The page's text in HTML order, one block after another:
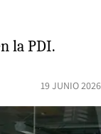
la PDI.
19 JUNIO 2026